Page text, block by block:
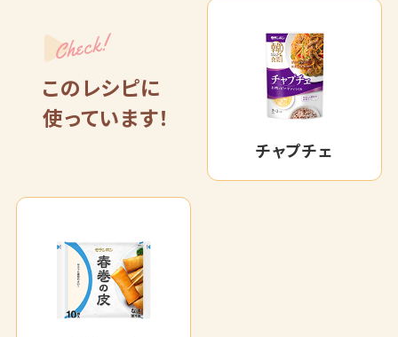
Check!
このレシピに
使っています！
チャプチェ